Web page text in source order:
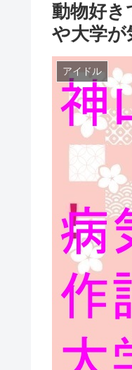
動物好き
や大学が
アイドル